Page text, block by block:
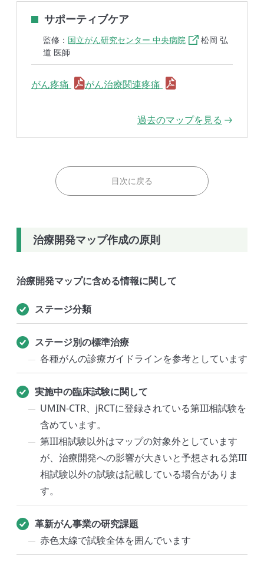
サポーティブケア
監修： 国立がん研究センター 中央病院
松岡 弘
道 医師
がん疼痛 がん治療関連疼痛
過去のマップを見る
目次に戻る
治療開発マップ作成の原則
治療開発マップに含める情報に関して
ステージ分類
ステージ別の標準治療
各種がんの診療ガイドラインを参考としています
実施中の臨床試験に関して
UMIN-CTR、jRCTに登録されている第III相試験を
含めています。
第III相試験以外はマップの対象外としています
が、治療開発への影響が大きいと予想される第III
相試験以外の試験は記載している場合がありま
す。
革新がん事業の研究課題
赤色太線で試験全体を囲んでいます